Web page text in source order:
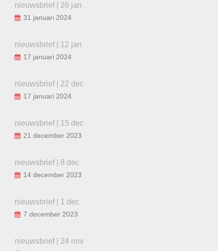
nieuwsbrief | 26 jan
31 januari 2024
nieuwsbrief | 12 jan
17 januari 2024
nieuwsbrief | 22 dec
17 januari 2024
nieuwsbrief | 15 dec
21 december 2023
nieuwsbrief | 8 dec
14 december 2023
nieuwsbrief | 1 dec
7 december 2023
nieuwsbrief | 24 nov